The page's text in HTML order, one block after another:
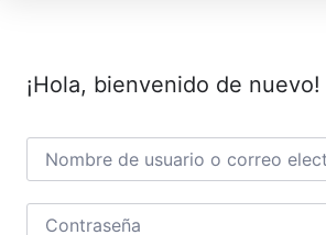
¡Hola, bienvenido de nuevo!